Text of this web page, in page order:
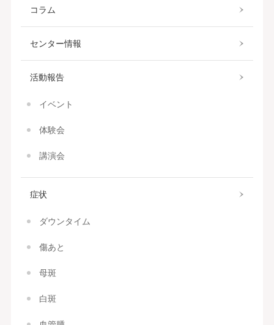
コラム
センター情報
活動報告
イベント
体験会
講演会
症状
ダウンタイム
傷あと
母斑
白斑